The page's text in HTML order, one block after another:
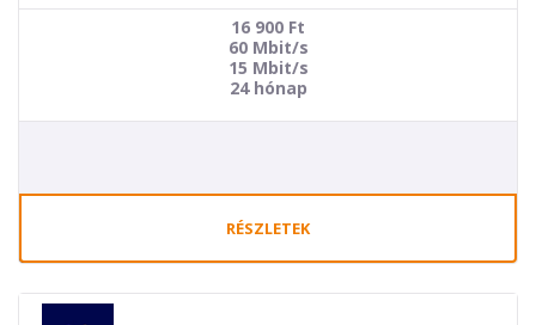
16 900 Ft
60 Mbit/s
15 Mbit/s
24 hónap
RÉSZLETEK